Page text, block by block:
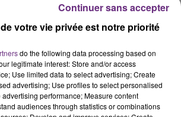
DE REIMS FERME
institutions du centre-ville
JouéClub est contraint de
votre vie privée est notre priorité
do the following data processing based on
legitimate interest: Store and/or access
Use limited data to select advertising; Create
advertising; Use profiles to select personalised
performance; Measure content
audiences through statistics or combinations
Continuer sans accepter